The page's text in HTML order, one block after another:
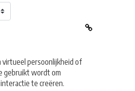
virtueel persoonlijkheid of
gebruikt wordt om
te creëren.